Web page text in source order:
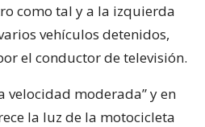
como tal y a la izquierda
vehículos detenidos,
el conductor de televisión.
velocidad moderada” y en
la luz de la motocicleta